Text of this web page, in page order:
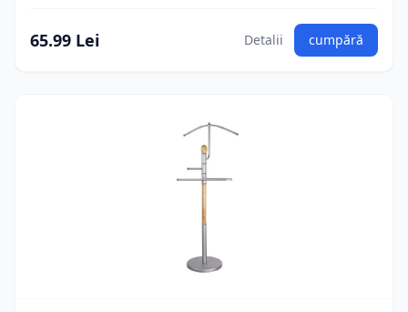
65.99 Lei Detalii cumpără